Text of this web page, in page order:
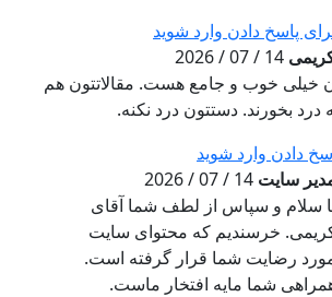
پاسخ دادن وارد شوید
14 / 07 / 2026
خیلی خوب و جامع هست. مقالاتتون هم
درد بخورند. دستتون درد نکنه.
دادن وارد شوید
سایت 14 / 07 / 2026
سلام و سپاس از لطف شما آقای
خرسندیم که محتوای سایت
رضایت شما قرار گرفته است.
شما مایه افتخار ماست.